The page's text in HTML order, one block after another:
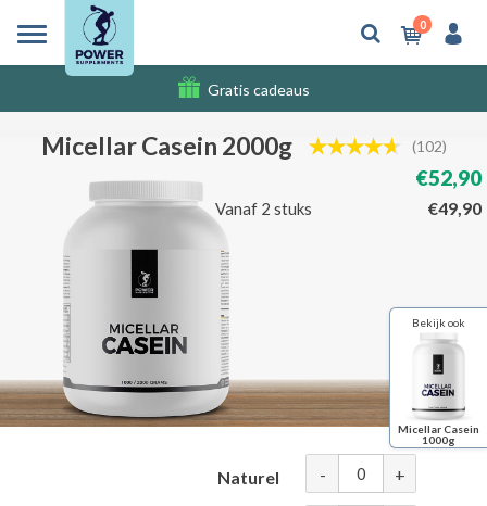
0
Gratis cadeaus
Verzendkosten
Micellar Casein 2000g (102)
€52,90
Vanaf 2 stuks €49,90
Naturel - +
Bekijk ook
Micellar Casein
1000g